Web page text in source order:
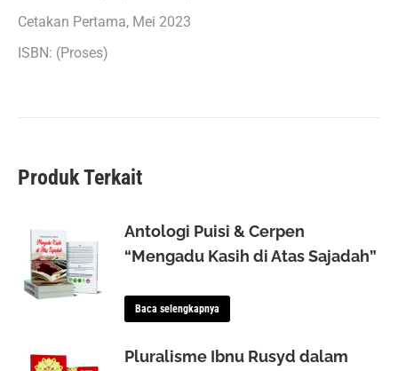
Cetakan Pertama, Mei 2023
ISBN: (Proses)
Produk Terkait
Antologi Puisi & Cerpen
“Mengadu Kasih di Atas Sajadah”
Baca selengkapnya
Pluralisme Ibnu Rusyd dalam